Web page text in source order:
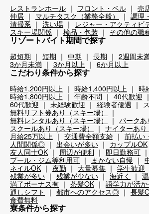
レストランホール フロント・ベル
売
仲居
マルチタスク（業務全般）
調理
清掃系
洗い場
レジャー・アクティビ
スキー場関係
検品・包装 その他の職
リゾートバイト期間で探す
超短期 短期 中期 長期 2週間未
3か月未満
3か月以上 6か月以上
こだわり条件から探す
時給1,200円以上 時給1,400円以上
時
時給1,800円以上
年齢不問 40代歓迎
60代歓迎
未経験歓迎 経験者優遇
無料リフト券あり（スキー場）
無料レンタルあり（スキー場）
パークあ
スクールあり（スキー場）
ナイターあり
月給25万以上
交通費全額支給
前払い
人間関係◎
出会いが多い カップルOK
友人同士OK
周辺が便利
即日勤務可
プール・ジム等利用可
まかない自慢
ネイルOK
夜勤 大量募集 学生歓迎
残業が多い
残業が少ない 海近く
満了ボーナス有
茶髪OK
語学力が活か
通しシフト
都市へのアクセス◎ 長髪
食費無料
寮条件から探す